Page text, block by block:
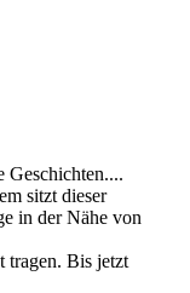
Geschichten....
sitzt dieser
in der Nähe von
tragen. Bis jetzt